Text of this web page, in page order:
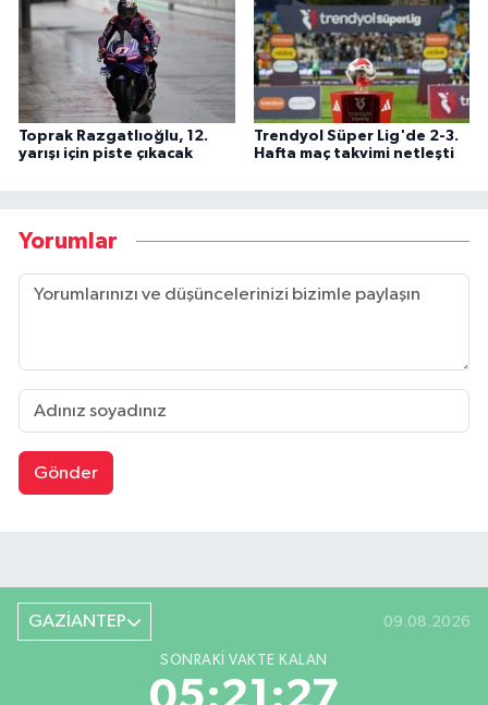
Toprak Razgatlıoğlu, 12.
yarışı için piste çıkacak
Trendyol Süper Lig'de 2-3.
Hafta maç takvimi netleşti
Yorumlar
Gönder
GAZİANTEP 09.08.2026
SONRAKI VAKTE KALAN